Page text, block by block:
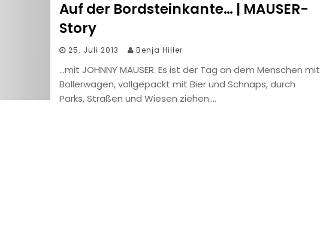
Auf der Bordsteinkante… | MAUSER-
Story
25. Juli 2013 Benja Hiller
…mit JOHNNY MAUSER. Es ist der Tag an dem Menschen mit
Bollerwagen, vollgepackt mit Bier und Schnaps, durch
Parks, Straßen und Wiesen ziehen….